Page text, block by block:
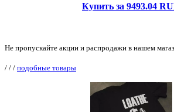
Купить за 9493.04
Не пропускайте акции и распродажи в нашем
/ / / подобные товары